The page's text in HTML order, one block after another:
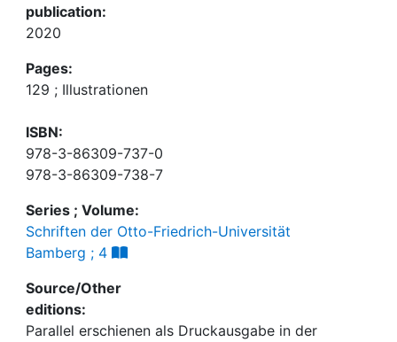
publication:
2020
Pages:
129 ; Illustrationen
ISBN:
978-3-86309-737-0
978-3-86309-738-7
Series ; Volume:
Schriften der Otto-Friedrich-Universität
Bamberg ; 4
Source/Other
editions:
Parallel erschienen als Druckausgabe in der